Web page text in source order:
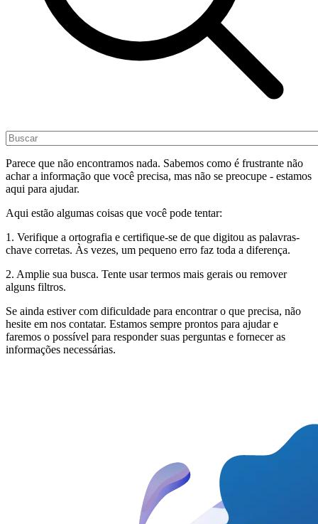
Parece que não encontramos nada. Sabemos como é frustrante não
achar a informação que você precisa, mas não se preocupe - estamos
aqui para ajudar.
Aqui estão algumas coisas que você pode tentar:
1. Verifique a ortografia e certifique-se de que digitou as palavras-
chave corretas. Às vezes, um pequeno erro faz toda a diferença.
2. Amplie sua busca. Tente usar termos mais gerais ou remover
alguns filtros.
Se ainda estiver com dificuldade para encontrar o que precisa, não
hesite em nos contatar. Estamos sempre prontos para ajudar e
faremos o possível para responder suas perguntas e fornecer as
informações necessárias.